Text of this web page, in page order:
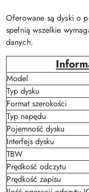
Oferowane są dyski o
spełnią wszelkie
danych.
Model
Typ dysku
Format szerokości
Typ napędu
Pojemność dysku
Interfejs dysku
TBW
Prędkość odczytu
Prędkość zapisu